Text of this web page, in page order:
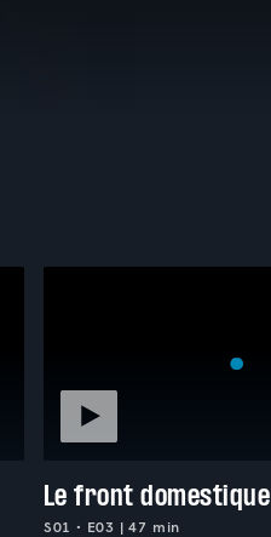
Le front domestique
S01 • E03 | 47 min